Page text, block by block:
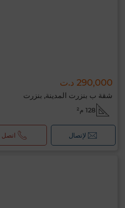
290,000 د.ت
شقة ب بنزرت المدينة, بنزرت
128 م²
لإتصال اتصل